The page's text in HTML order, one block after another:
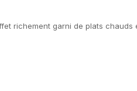
richement garni de plats